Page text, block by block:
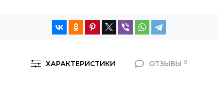
ХАРАКТЕРИСТИКИ ОТЗЫВЫ 0